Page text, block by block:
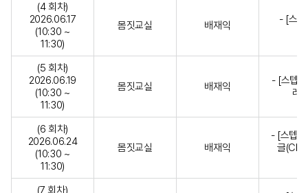
(4 회차)
2026.06.17
(10:30 ~
11:30)
몸짓교실 배재익 - [스
(5 회차)
2026.06.19
(10:30 ~
11:30)
몸짓교실 배재익
- [스텝
레
(6 회차)
2026.06.24
(10:30 ~
11:30)
몸짓교실 배재익
- [스텝
글
(7 회차)